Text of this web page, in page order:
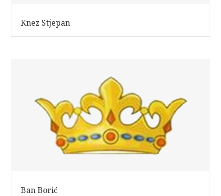
Knez Stjepan
Ban Borić